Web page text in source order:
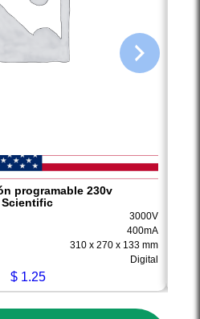
programable 230v
Scientific
3000V
400mA
310 x 270 x 133 mm
Digital
$ 1.25